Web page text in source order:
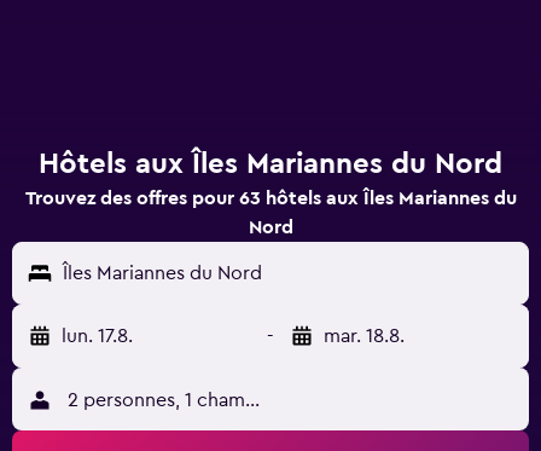
Hôtels aux Îles Mariannes du Nord
Trouvez des offres pour 63 hôtels aux Îles Mariannes du
Nord
Îles Mariannes du Nord
lun. 17.8. - mar. 18.8.
2 personnes, 1 chambre